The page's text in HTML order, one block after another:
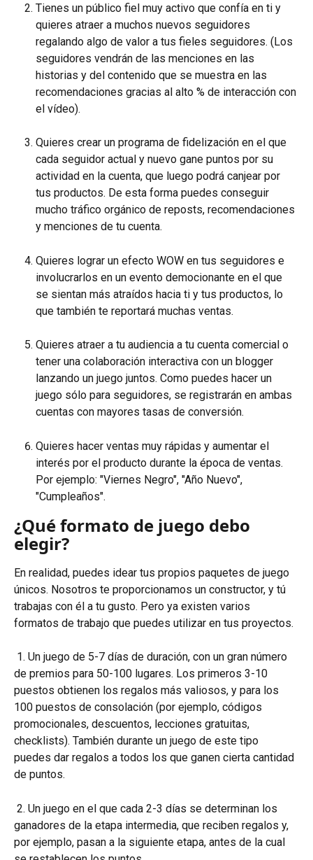
Tienes un público fiel muy activo que confía en ti y
quieres atraer a muchos nuevos seguidores
regalando algo de valor a tus fieles seguidores. (Los
seguidores vendrán de las menciones en las
historias y del contenido que se muestra en las
recomendaciones gracias al alto % de interacción con
el vídeo).
Quieres crear un programa de fidelización en el que
cada seguidor actual y nuevo gane puntos por su
actividad en la cuenta, que luego podrá canjear por
tus productos. De esta forma puedes conseguir
mucho tráfico orgánico de reposts, recomendaciones
y menciones de tu cuenta.
Quieres lograr un efecto WOW en tus seguidores e
involucrarlos en un evento democionante en el que
se sientan más atraídos hacia ti y tus productos, lo
que también te reportará muchas ventas.
Quieres atraer a tu audiencia a tu cuenta comercial o
tener una colaboración interactiva con un blogger
lanzando un juego juntos. Como puedes hacer un
juego sólo para seguidores, se registrarán en ambas
cuentas con mayores tasas de conversión.
Quieres hacer ventas muy rápidas y aumentar el
interés por el producto durante la época de ventas.
Por ejemplo: "Viernes Negro", "Año Nuevo",
"Cumpleaños".
¿Qué formato de juego debo
elegir?
En realidad, puedes idear tus propios paquetes de juego
únicos. Nosotros te proporcionamos un constructor, y tú
trabajas con él a tu gusto. Pero ya existen varios
formatos de trabajo que puedes utilizar en tus proyectos.
de premios para 50-100 lugares. Los primeros 3-10
puestos obtienen los regalos más valiosos, y para los
100 puestos de consolación (por ejemplo, códigos
promocionales, descuentos, lecciones gratuitas,
checklists). También durante un juego de este tipo
puedes dar regalos a todos los que ganen cierta cantidad
de puntos.
ganadores de la etapa intermedia, que reciben regalos y,
por ejemplo, pasan a la siguiente etapa, antes de la cual